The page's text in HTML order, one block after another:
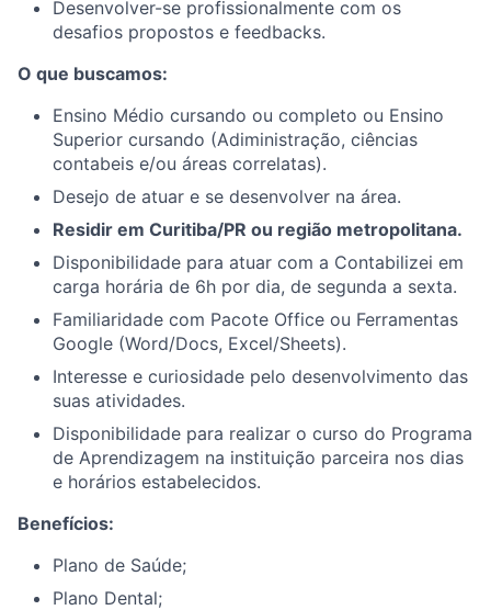
Desenvolver-se profissionalmente com os
desafios propostos e feedbacks.
O que buscamos:
Ensino Médio cursando ou completo ou Ensino
Superior cursando (Adiministração, ciências
contabeis e/ou áreas correlatas).
Desejo de atuar e se desenvolver na área.
Residir em Curitiba/PR ou região metropolitana.
Disponibilidade para atuar com a Contabilizei em
carga horária de 6h por dia, de segunda a sexta.
Familiaridade com Pacote Office ou Ferramentas
Google (Word/Docs, Excel/Sheets).
Interesse e curiosidade pelo desenvolvimento das
suas atividades.
Disponibilidade para realizar o curso do Programa
de Aprendizagem na instituição parceira nos dias
e horários estabelecidos.
Benefícios:
Plano de Saúde;
Plano Dental;